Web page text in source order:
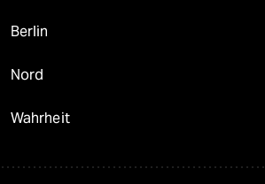
Berlin
Nord
Wahrheit